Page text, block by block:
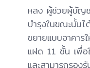
หลง ผู้ช่วยผู้บัญช
บำรุงในขณะนั้นไ
ขยายแบบอาคาร
แฝด 11 ชั้น เพื่อ
และสามารถรอง